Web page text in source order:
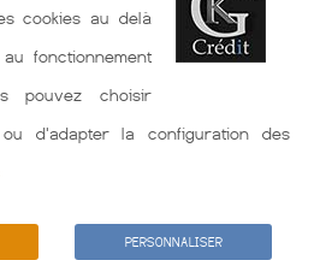
immobilier indicatif fonction des
cookies au delà
fonctionnement
pouvez choisir
d'adapter la configuration des
PERSONNALISER